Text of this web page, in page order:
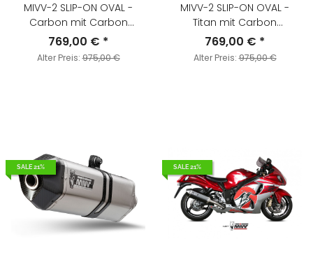
MIVV-2 SLIP-ON OVAL -
Carbon mit Carbon
Endkappe für SUZUKI -
GSX-R 1300 HAYABUSA BJ.
2008 > 2017 - S.052.LEC
769,00 € *
Alter Preis:975,00 €
MIVV-2 SLIP-ON OVAL -
Titan mit Carbon
Endkappe für SUZUKI -
GSX-R 1300 HAYABUSA BJ.
2008 > 2017 - S.052.LNC
769,00 € *
Alter Preis:975,00 €
SALE 21% SALE 21%